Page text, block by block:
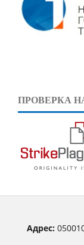
ПРОВЕРКА
Адрес: